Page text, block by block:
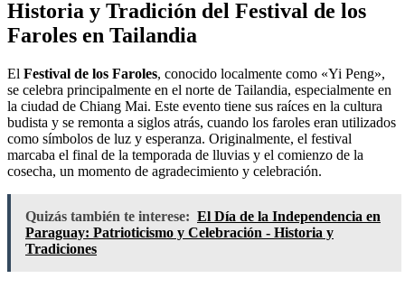
Historia y Tradición del Festival de los
Faroles en Tailandia
El Festival de los Faroles, conocido localmente como «Yi Peng»,
se celebra principalmente en el norte de Tailandia, especialmente en
la ciudad de Chiang Mai. Este evento tiene sus raíces en la cultura
budista y se remonta a siglos atrás, cuando los faroles eran utilizados
como símbolos de luz y esperanza. Originalmente, el festival
marcaba el final de la temporada de lluvias y el comienzo de la
cosecha, un momento de agradecimiento y celebración.
Quizás también te interese: El Día de la Independencia en
Paraguay: Patrioticismo y Celebración - Historia y
Tradiciones